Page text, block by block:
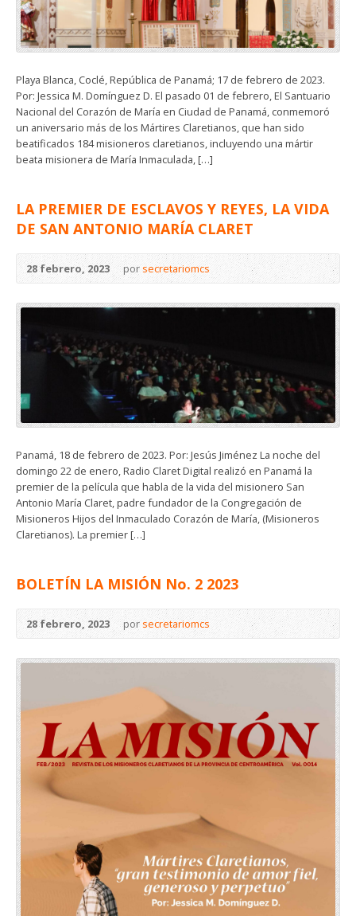
Playa Blanca, Coclé, República de Panamá; 17 de febrero de 2023.
Por: Jessica M. Domínguez D. El pasado 01 de febrero, El Santuario
Nacional del Corazón de María en Ciudad de Panamá, conmemoró
un aniversario más de los Mártires Claretianos, que han sido
beatificados 184 misioneros claretianos, incluyendo una mártir
beata misionera de María Inmaculada, […]
LA PREMIER DE ESCLAVOS Y REYES, LA VIDA
DE SAN ANTONIO MARÍA CLARET
28 febrero, 2023 porsecretariomcs
Panamá, 18 de febrero de 2023. Por: Jesús Jiménez La noche del
domingo 22 de enero, Radio Claret Digital realizó en Panamá la
premier de la película que habla de la vida del misionero San
Antonio María Claret, padre fundador de la Congregación de
Misioneros Hijos del Inmaculado Corazón de María, (Misioneros
Claretianos). La premier […]
BOLETÍN LA MISIÓN No. 2 2023
28 febrero, 2023 porsecretariomcs